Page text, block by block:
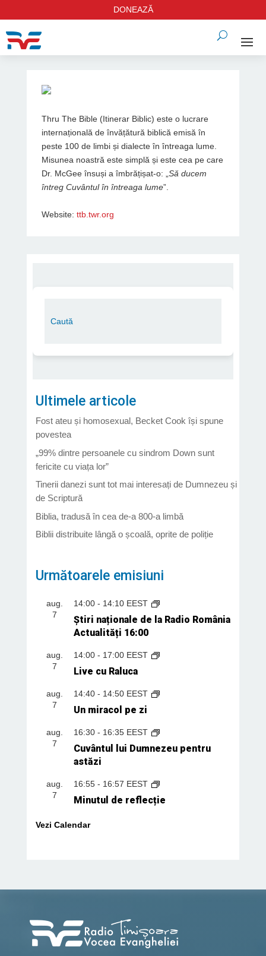
DONEAZĂ
Thru The Bible (Itinerar Biblic) este o lucrare
internațională de învățătură biblică emisă în
peste 100 de limbi și dialecte în întreaga lume.
Misunea noastră este simplă și este cea pe care
Dr. McGee însuși a îmbrățișat-o: „ Să ducem
întreg Cuvântul în întreaga lume”.
Website: ttb.twr.org
Ultimele articole
Fost ateu și homosexual, Becket Cook își spune
povestea
„99% dintre persoanele cu sindrom Down sunt
fericite cu viața lor”
Tinerii danezi sunt tot mai interesați de Dumnezeu și
de Scriptură
Biblia, tradusă în cea de-a 800-a limbă
Biblii distribuite lângă o școală, oprite de poliție
Următoarele emisiuni
aug.
7
14:00- 14:10 EEST
Știri naționale de la Radio România
Actualități 16:00
aug.
7
14:00- 17:00 EEST
Live cu Raluca
aug.
7
14:40- 14:50 EEST
Un miracol pe zi
aug.
7
16:30- 16:35 EEST
Cuvântul lui Dumnezeu pentru
astăzi
aug.
7
16:55- 16:57 EEST
Minutul de reflecție
Vezi Calendar